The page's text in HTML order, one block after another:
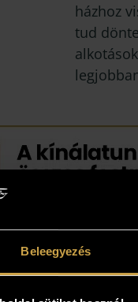
Beleegyezés
házhoz
tud